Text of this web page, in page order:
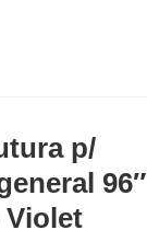
p/
96″
Violet